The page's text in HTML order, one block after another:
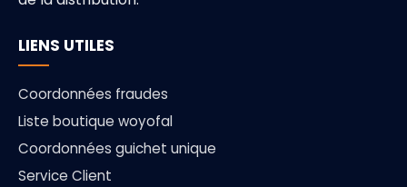
LIENS UTILES
Coordonnées fraudes
Liste boutique woyofal
Coordonnées guichet unique
Service Client